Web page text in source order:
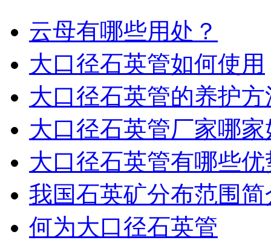
云母有哪些用处？
大口径石英管如何使用
大口径石英管的养护
大口径石英管厂家哪家
大口径石英管有哪些
我国石英矿分布范围
何为大口径石英管